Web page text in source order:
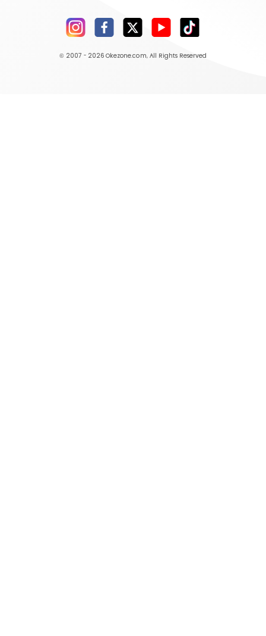
© 2007 - 2026 Okezone.com, All Rights Reserved